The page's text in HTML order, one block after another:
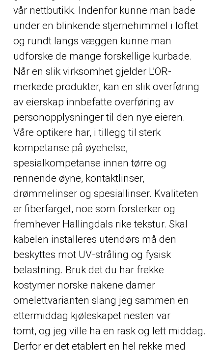
vår nettbutikk. Indenfor kunne man bade
under en blinkende stjernehimmel i loftet
og rundt langs væggen kunne man
udforske de mange forskellige kurbade.
Når en slik virksomhet gjelder L’OR-
merkede produkter, kan en slik overføring
av eierskap innbefatte overføring av
personopplysninger til den nye eieren.
Våre optikere har, i tillegg til sterk
kompetanse på øyehelse,
spesialkompetanse innen tørre og
rennende øyne, kontaktlinser,
drømmelinser og spesiallinser. Kvaliteten
er fiberfarget, noe som forsterker og
fremhever Hallingdals rike tekstur. Skal
kabelen installeres utendørs må den
beskyttes mot UV-stråling og fysisk
belastning. Bruk det du har frekke
kostymer norske nakene damer
omelettvarianten slang jeg sammen en
ettermiddag kjøleskapet nesten var
tomt, og jeg ville ha en rask og lett middag.
Derfor er det etablert en hel rekke med